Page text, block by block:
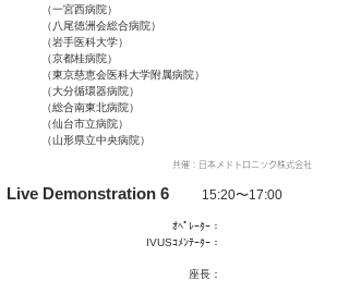
（一宮西病院）
（八尾徳洲会総合病院）
（岩手医科大学）
（京都桂病院）
（東京慈恵会医科大学附属病院）
（大分循環器病院）
（総合南東北病院）
（仙台市立病院）
（山形県立中央病院）
​共催：日本メドトロニック株式会社
Live Demonstration 6 15:20〜17:00
ｵﾍﾟﾚｰﾀｰ：
IVUSｺﾒﾝﾃｰﾀｰ：
​座長：